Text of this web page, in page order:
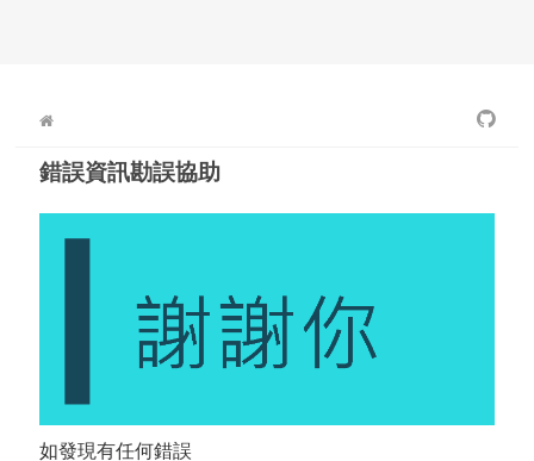
錯誤資訊勘誤協助
如發現有任何錯誤